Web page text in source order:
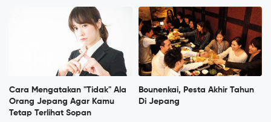
Cara Mengatakan "Tidak" Ala
Orang Jepang Agar Kamu
Tetap Terlihat Sopan
Bounenkai, Pesta Akhir Tahun
Di Jepang